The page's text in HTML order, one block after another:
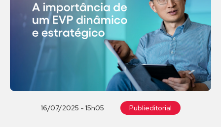
16/07/2025 - 15h05 Publieditorial